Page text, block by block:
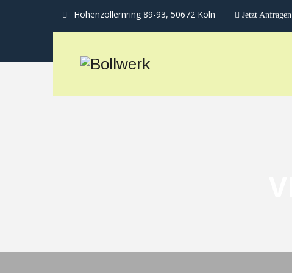
Hohenzollernring 89-93, 50672 Köln Jetzt Anfragen